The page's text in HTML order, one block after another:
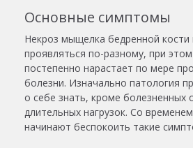
Основные симптомы
Некроз мыщелка бедренной кости
проявляться по-разному, при
постепенно нарастает по мере
болезни. Изначально патология
о себе знать, кроме болезненных
длительных нагрузок. Со
начинают беспокоить такие